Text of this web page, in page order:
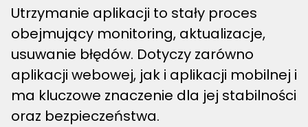
Utrzymanie aplikacji to stały proces
obejmujący monitoring, aktualizacje,
usuwanie błędów. Dotyczy zarówno
aplikacji webowej, jak i aplikacji mobilnej i
ma kluczowe znaczenie dla jej stabilności
oraz bezpieczeństwa.